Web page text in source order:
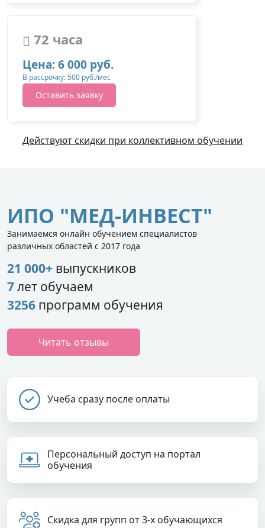
72 часа
Цена: 6 000 руб.
В рассрочку: 500 руб./мес
Оставить заявку
Действуют скидки при коллективном обучении
ИПО "МЕД-ИНВЕСТ"
Занимаемся онлайн обучением специалистов
различных областей с 2017 года
21 000+ выпускников
7лет обучаем
3256 программ обучения
Читать отзывы
Учеба сразу после оплаты
Персональный доступ на портал
обучения
Скидка для групп от 3-х обучающихся